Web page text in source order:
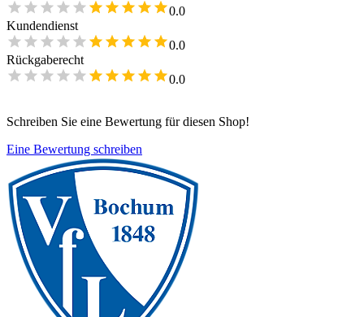
0.0
Kundendienst
0.0
Rückgaberecht
0.0
Schreiben Sie eine Bewertung für diesen Shop!
Eine Bewertung schreiben